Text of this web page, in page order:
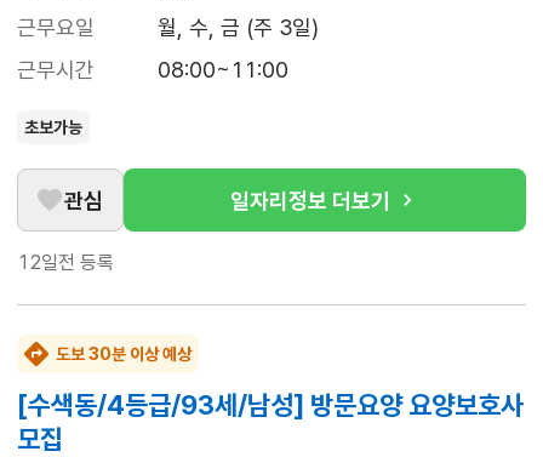
근무요일
월, 수, 금 (주 3일)
근무시간
08:00~11:00
초보가능
관심 일자리정보 더보기
12일전 등록
도보 30분 이상 예상
[수색동/4등급/93세/남성] 방문요양 요양보호사
모집